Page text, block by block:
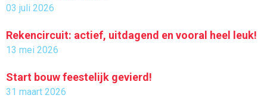
03 juli 2026
Rekencircuit: actief, uitdagend en vooral heel leuk!
13 mei 2026
Start bouw feestelijk gevierd!
31 maart 2026